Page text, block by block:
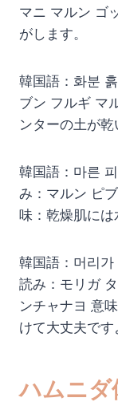
マニ マルン ゴ
がします。
韓国語：화분
ブン フルギ マ
ンターの土が乾
韓国語：마른
み：マルン ピ
味：乾燥肌には
韓国語：머리
読み：モリガ
ンチャナヨ 意
けて大丈夫です
ハムニダ